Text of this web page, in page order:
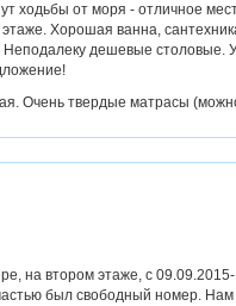
ходьбы от моря - отличное
Хорошая ванна,
дешевые столовые.
Очень твердые матрасы
на втором этаже, с
был свободный номер. Нам